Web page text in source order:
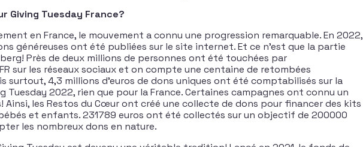
Giving Tuesday France?
en France, le mouvement a connu une progression remarquable. En 2022,
généreuses ont été publiées sur le site internet. Et ce n’est que la partie
Près de deux millions de personnes ont été touchées par
sur les réseaux sociaux et on compte une centaine de retombées
surtout, 4,3 millions d’euros de dons uniques ont été comptabilisés sur la
Tuesday 2022, rien que pour la France. Certaines campagnes ont connu un
Ainsi, les Restos du Cœur ont créé une collecte de dons pour financer des kits
et enfants. 231789 euros ont été collectés sur un objectif de 200000
les nombreux dons en nature.